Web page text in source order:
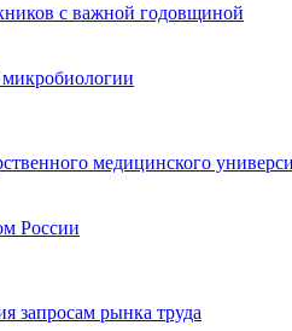
с важной годовщиной
медицинского
России
запросам рынка труда